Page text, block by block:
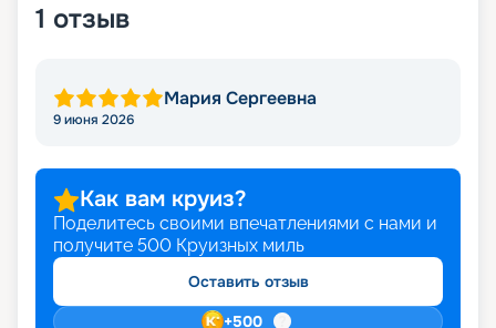
1 отзыв
Мария Сергеевна
9 июня 2026
Как вам круиз?
Поделитесь своими впечатлениями с нами и
получите 500 Круизных миль
Оставить отзыв
+500